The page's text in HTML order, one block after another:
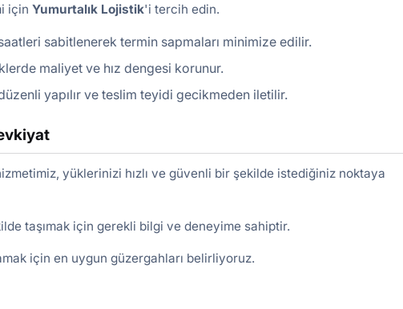
için Yumurtalık Lojistik'i tercih edin.
sabitlenerek termin sapmaları minimize edilir.
maliyet ve hız dengesi korunur.
yapılır ve teslim teyidi gecikmeden iletilir.
yüklerinizi hızlı ve güvenli bir şekilde istediğiniz noktaya
taşımak için gerekli bilgi ve deneyime sahiptir.
için en uygun güzergahları belirliyoruz.